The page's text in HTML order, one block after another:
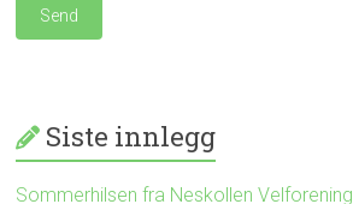
Siste innlegg
Sommerhilsen fra Neskollen Velforening